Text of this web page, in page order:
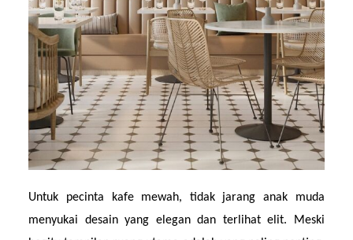
Untuk pecinta kafe mewah, tidak jarang anak muda
menyukai desain yang elegan dan terlihat elit. Meski